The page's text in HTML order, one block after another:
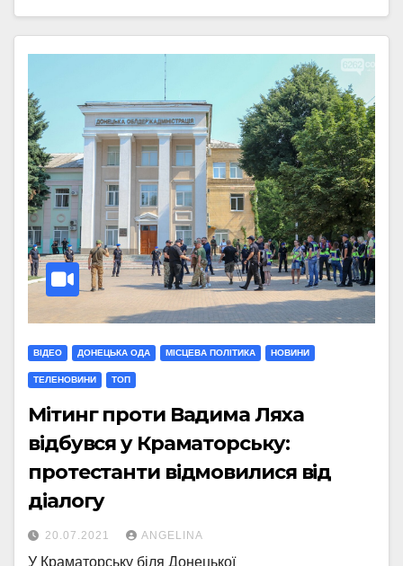
ВІДЕО ДОНЕЦЬКА ОДА МIСЦЕВА ПОЛIТИКА НОВИНИ
ТЕЛЕНОВИНИ ТОП
Мітинг проти Вадима Ляха
відбувся у Краматорську:
протестанти відмовилися від
діалогу
20.07.2021 ANGELINA
У Краматорську біля Донецької